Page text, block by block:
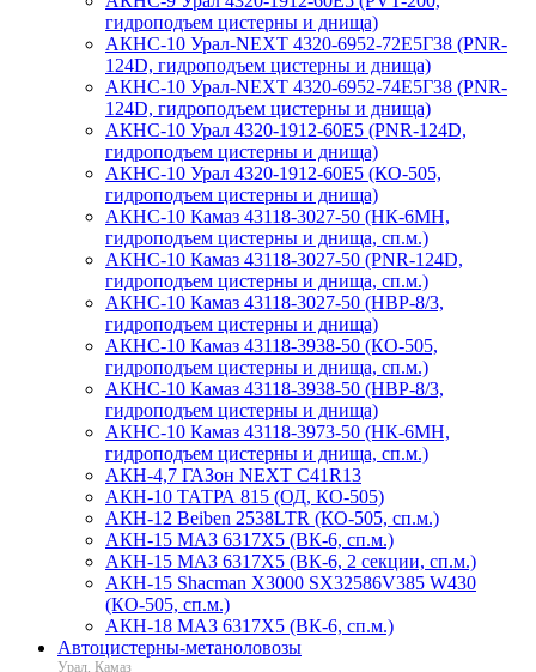
гидроподъем цистерны и днища)
АКНС-10 Урал-NEXT 4320-6952-72Е5Г38 (PNR-
124D, гидроподъем цистерны и днища)
АКНС-10 Урал-NEXT 4320-6952-74Е5Г38 (PNR-
124D, гидроподъем цистерны и днища)
АКНС-10 Урал 4320-1912-60Е5 (PNR-124D,
гидроподъем цистерны и днища)
АКНС-10 Урал 4320-1912-60Е5 (КО-505,
гидроподъем цистерны и днища)
АКНС-10 Камаз 43118-3027-50 (НК-6МН,
гидроподъем цистерны и днища, сп.м.)
АКНС-10 Камаз 43118-3027-50 (PNR-124D,
гидроподъем цистерны и днища, сп.м.)
АКНС-10 Камаз 43118-3027-50 (НВР-8/3,
гидроподъем цистерны и днища)
АКНС-10 Камаз 43118-3938-50 (КО-505,
гидроподъем цистерны и днища, сп.м.)
АКНС-10 Камаз 43118-3938-50 (НВР-8/3,
гидроподъем цистерны и днища)
АКНС-10 Камаз 43118-3973-50 (НК-6МН,
гидроподъем цистерны и днища, сп.м.)
АКН-4,7 ГАЗон NEXT C41R13
АКН-10 ТАТРА 815 (ОД, КО-505)
АКН-12 Beiben 2538LTR (КО-505, сп.м.)
АКН-15 МАЗ 6317Х5 (ВК-6, сп.м.)
АКН-15 МАЗ 6317Х5 (ВК-6, 2 секции, сп.м.)
АКН-15 Shacman X3000 SX32586V385 W430
(КО-505, сп.м.)
АКН-18 МАЗ 6317Х5 (ВК-6, сп.м.)
Автоцистерны-метаноловозы
Урал, Камаз